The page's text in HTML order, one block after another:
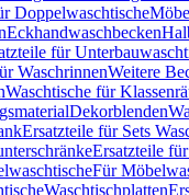
Doppelwaschtische
Eckhandwaschbecken
für
WaschrinnenWeitere
Waschtische für
Dekorblenden
Ersatzteile für Sets
Ersatzteile
Für
Waschtischplatten